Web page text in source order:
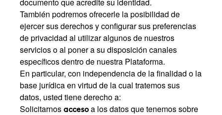
También podremos ofrecerle la posibilidad de
ejercer sus derechos y configurar sus preferencias
de privacidad al utilizar algunos de nuestros
servicios o al poner a su disposición canales
específicos dentro de nuestra Plataforma.
En particular, con independencia de la finalidad o la
base jurídica en virtud de la cual tratemos sus
datos, usted tiene derecho a:
Solicitarnos acceso a los datos que tenemos sobre